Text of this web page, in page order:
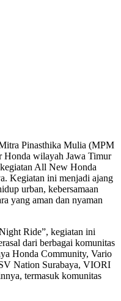
Pinasthika Mulia (MPM
Honda wilayah Jawa Timur
All New Honda
Kegiatan ini menjadi ajang
urban, kebersamaan
yang aman dan nyaman
Ride”, kegiatan ini
dari berbagai komunitas
Honda Community, Vario
Nation Surabaya, VIORI
termasuk komunitas